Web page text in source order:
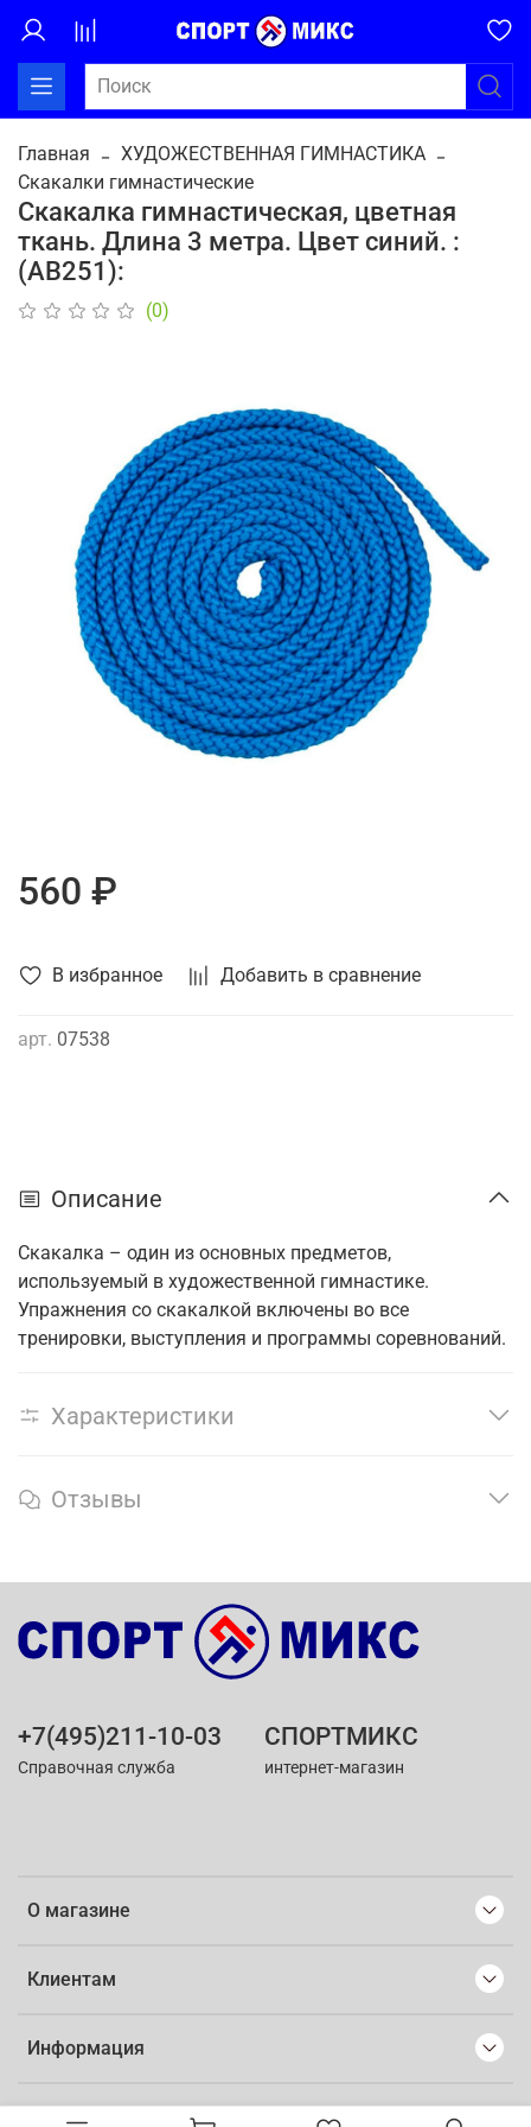
Главная
ХУДОЖЕСТВЕННАЯ ГИМНАСТИКА
Скакалки гимнастические
Скакалка гимнастическая, цветная
ткань. Длина 3 метра. Цвет синий. :
(АВ251):
(0)
В избранное Добавить в сравнение
арт. 07538
560 ₽
Описание
Скакалка – один из основных предметов,
используемый в художественной гимнастике.
Упражнения со скакалкой включены во все
тренировки, выступления и программы соревнований.
Характеристики
Отзывы
О магазине
Клиентам
Информация
+7(495)211-10-03
Справочная служба
СПОРТМИКС
интернет-магазин